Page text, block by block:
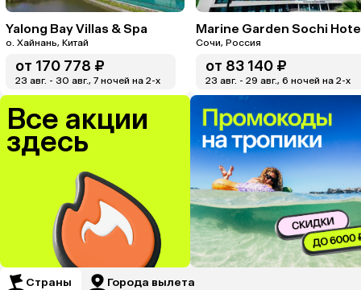
Yalong Bay Villas & Spa
о. Хайнань, Китай
от 170 778 ₽
23 авг. - 30 авг., 7 ночей на 2-x
Сочи, Россия
от 83 140 ₽
23 авг. - 29 авг., 6 ночей на 2-x
Все акции
здесь
Страны Города вылета